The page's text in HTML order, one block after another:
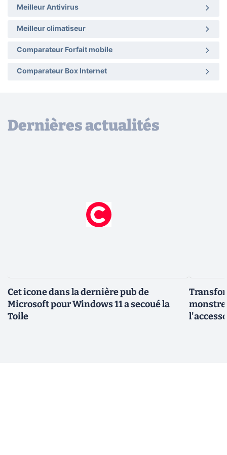
Meilleur Antivirus
Meilleur climatiseur
Comparateur Forfait mobile
Comparateur Box Internet
Dernières actualités
Cet icone dans la dernière pub de
Microsoft pour Windows 11 a secoué la
Toile
monstre